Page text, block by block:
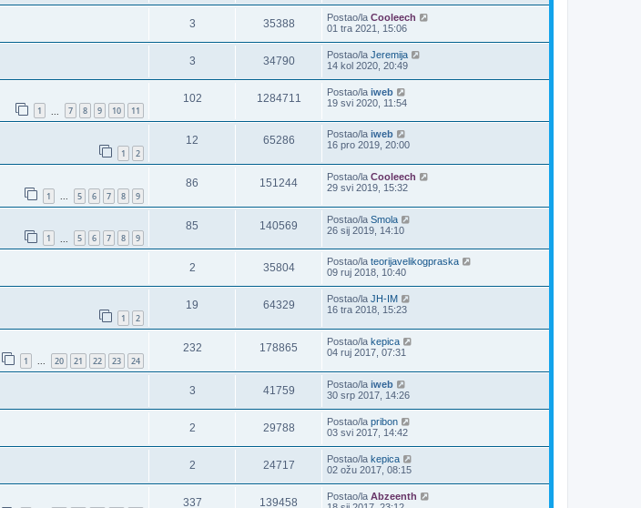
3 35388 Postao/la Cooleech
01 tra 2021, 15:06
3 34790 Postao/la Jeremija
14 kol 2020, 20:49
1 7 8 9 10 11
102 1284711 Postao/la iweb
19 svi 2020, 11:54
1 2
12 65286 Postao/la iweb
16 pro 2019, 20:00
1 ... 5 6 7 8 9
86 151244 Postao/la Cooleech
29 svi 2019, 15:32
1 5 6 7 8 9
85 140569 Postao/la Smola
26 sij 2019, 14:10
2 35804 Postao/la teorijavelikogpraska
09 ruj 2018, 10:40
1 2
19 64329 Postao/la JH-IM
16 tra 2018, 15:23
1 ... 20 21 22 23 24
232 178865 Postao/la kepica
04 ruj 2017, 07:31
3 41759 Postao/la iweb
30 srp 2017, 14:26
2 29788 Postao/la pribon
03 svi 2017, 14:42
2 24717 Postao/la kepica
02 ožu 2017, 08:15
337 139458 Postao/la Abzeenth